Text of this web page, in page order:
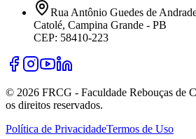
Rua Antônio Guedes de
Catolé, Campina Grande - PB
CEP: 58410-223
© 2026 FRCG - Faculdade Rebouças de
os direitos reservados.
Política de PrivacidadeTermos de Uso